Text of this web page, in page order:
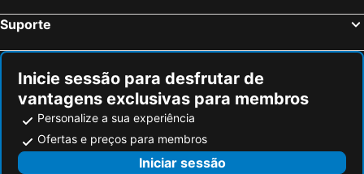
Suporte
Inicie sessão para desfrutar de
vantagens exclusivas para membros
Personalize a sua experiência
Ofertas e preços para membros
Iniciar sessão